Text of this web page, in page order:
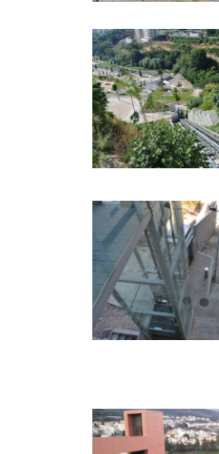
APRESENTAÇÃO